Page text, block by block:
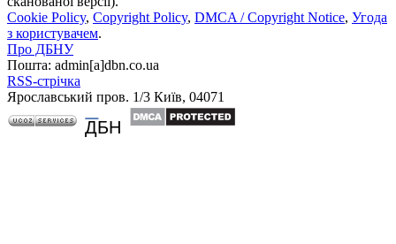
Cookie Policy, Copyright Policy, DMCA / Copyright Notice, Угода
з користувачем.
Про ДБНУ
Пошта: admin[а]dbn.co.ua
RSS-стрічка
Ярославський пров. 1/3 Київ, 04071